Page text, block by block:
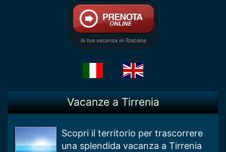
Vacanze a Tirrenia
Scopri il territorio per trascorrere
una splendida vacanza a Tirrenia